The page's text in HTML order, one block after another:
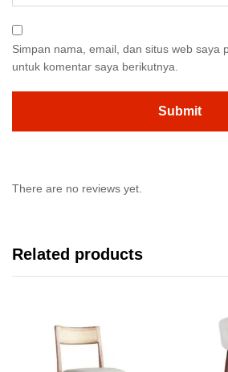
Simpan nama, email, dan situs web saya
untuk komentar saya berikutnya.
There are no reviews yet.
Related products